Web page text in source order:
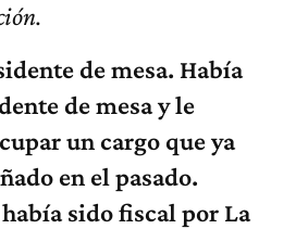
de mesa. Había
de mesa y le
un cargo que ya
en el pasado.
sido fiscal por La